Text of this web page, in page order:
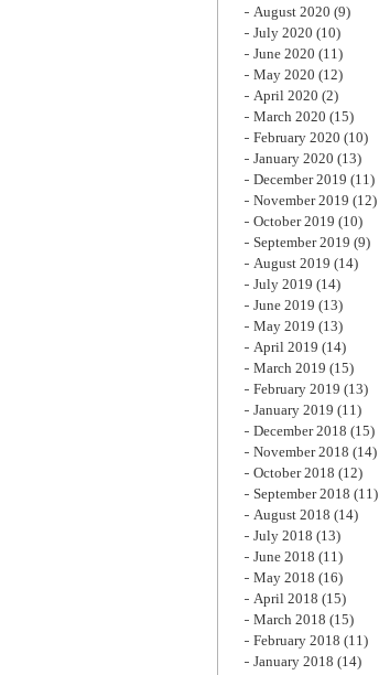
August 2020 (9)
July 2020 (10)
June 2020 (11)
May 2020 (12)
April 2020 (2)
March 2020 (15)
February 2020 (10)
January 2020 (13)
December 2019 (11)
November 2019 (12)
October 2019 (10)
September 2019 (9)
August 2019 (14)
July 2019 (14)
June 2019 (13)
May 2019 (13)
April 2019 (14)
March 2019 (15)
February 2019 (13)
January 2019 (11)
December 2018 (15)
November 2018 (14)
October 2018 (12)
September 2018 (11)
August 2018 (14)
July 2018 (13)
June 2018 (11)
May 2018 (16)
April 2018 (15)
March 2018 (15)
February 2018 (11)
January 2018 (14)